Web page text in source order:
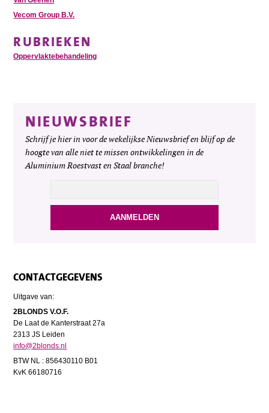
Vecom Group B.V.
RUBRIEKEN
Oppervlaktebehandeling
NIEUWSBRIEF
Schrijf je hier in voor de wekelijkse Nieuwsbrief en blijf op de
hoogte van alle niet te missen ontwikkelingen in de
Aluminium Roestvast en Staal branche!
CONTACTGEGEVENS
Uitgave van:
2BLONDS V.O.F.
De Laat de Kanterstraat 27a
2313 JS Leiden
info@2blonds.nl
BTW NL : 856430110 B01
KvK 66180716